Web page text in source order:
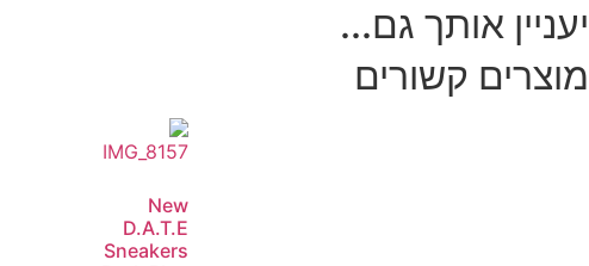
יעניין אותך גם...
מוצרים קשורים
New
D.A.T.E
Sneakers